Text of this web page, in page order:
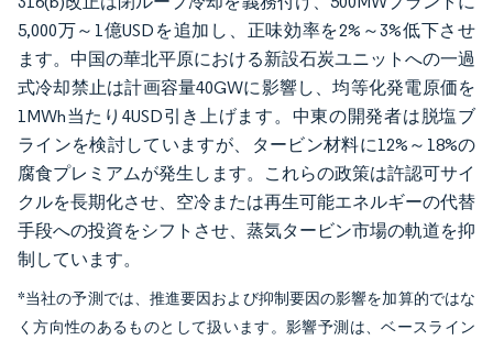
5,000万～1億USDを追加し、正味効率を2%～3%低下させ
ます。中国の華北平原における新設石炭ユニットへの一過
式冷却禁止は計画容量40GWに影響し、均等化発電原価を
1MWh当たり4USD引き上げます。中東の開発者は脱塩ブ
ラインを検討していますが、タービン材料に12%～18%の
腐食プレミアムが発生します。これらの政策は許認可サイ
クルを長期化させ、空冷または再生可能エネルギーの代替
手段への投資をシフトさせ、蒸気タービン市場の軌道を抑
制しています。
*当社の予測では、推進要因および抑制要因の影響を加算的ではな
く方向性のあるものとして扱います。影響予測は、ベースライン